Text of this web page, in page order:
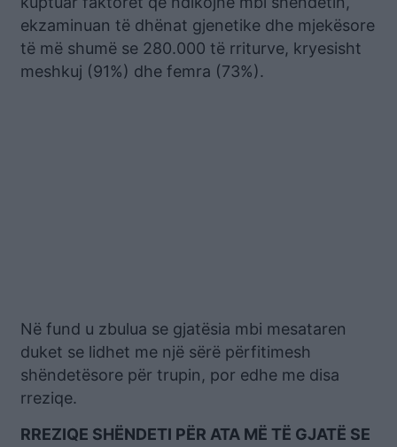
ekzaminuan të dhënat gjenetike dhe mjekësore
të më shumë se 280.000 të rriturve, kryesisht
meshkuj (91%) dhe femra (73%).
Në fund u zbulua se gjatësia mbi mesataren
duket se lidhet me një sërë përfitimesh
shëndetësore për trupin, por edhe me disa
rreziqe.
RREZIQE SHËNDETI PËR ATA MË TË GJATË SE